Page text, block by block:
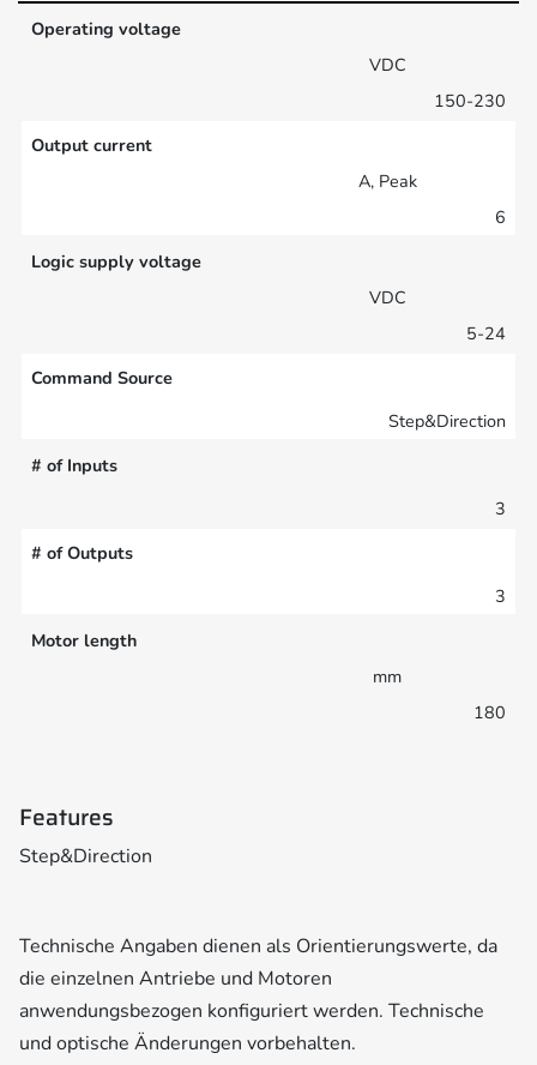
Operating voltage
VDC
150-230
Output current
A, Peak
6
Logic supply voltage
VDC
5-24
Command Source
Step&Direction
# of Inputs
3
# of Outputs
3
Motor length
mm
180
Features
Step&Direction
Technische Angaben dienen als Orientierungswerte, da
die einzelnen Antriebe und Motoren
anwendungsbezogen konfiguriert werden. Technische
und optische Änderungen vorbehalten.